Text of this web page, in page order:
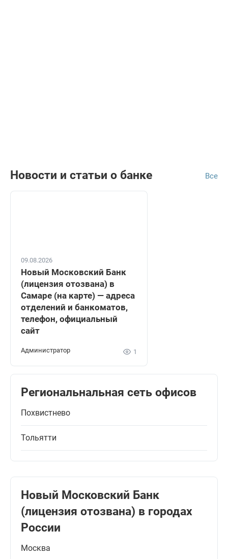
Новости и статьи о банке Все
09.08.2026
Новый Московский Банк
(лицензия отозвана) в
Самаре (на карте) — адреса
отделений и банкоматов,
телефон, официальный
сайт
Администратор 1
Региональнальная сеть офисов
Похвистнево
Тольятти
Новый Московский Банк
(лицензия отозвана) в городах
России
Москва